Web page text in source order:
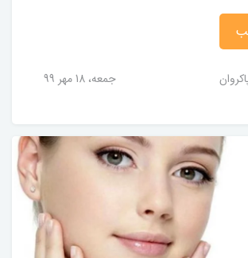
جمعه، 18 مهر 99